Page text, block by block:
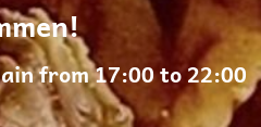
from 17:00 to 22:00